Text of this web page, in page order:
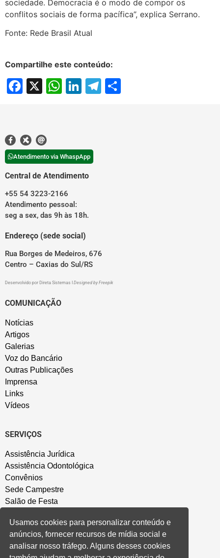
sociedade. Democracia é o modo de compor os
conflitos sociais de forma pacífica”, explica Serrano.
Fonte: Rede Brasil Atual
Compartilhe este conteúdo:
Facebook
X WhatsApp
LinkedIn
Telegram
Atendimento via WhaspApp
Central de Atendimento
+55 54 3223-2166
Atendimento pessoal:
seg a sex, das 9h às 18h.
Endereço (sede social)
Rua Borges de Medeiros, 676
Centro – Caxias do Sul/RS
Desenvolvido por Direta Sistemas Designed by Freepik
COMUNICAÇÃO
Notícias
Artigos
Galerias
Voz do Bancário
Outras Publicações
Imprensa
Links
Vídeos
SERVIÇOS
Assistência Jurídica
Assistência Odontológica
Convênios
Sede Campestre
Salão de Festa
CONVENÇÃO COLETIVA E ACORDOS
Usamos cookies para personalizar conteúdo e
anúncios, fornecer recursos de mídia social e
analisar nosso tráfego. Alguns desses cookies